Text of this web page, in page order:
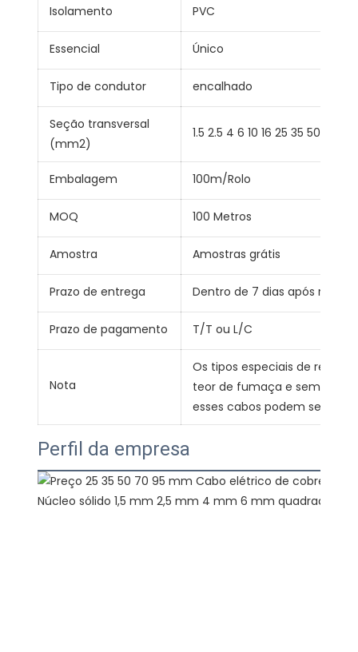
Isolamento PVC
Essencial Único
Tipo de condutor encalhado
Seção transversal
(mm2)
1.5 2.5 4 6 10 16 25 35 50
Embalagem 100m/Rolo
MOQ 100 Metros
Amostra Amostras grátis
Prazo de entrega Dentro de 7 dias após
Prazo de pagamento T/T ou L/C
Nota
Os tipos especiais de
teor de fumaça e sem
esses cabos podem ser
Perfil da empresa